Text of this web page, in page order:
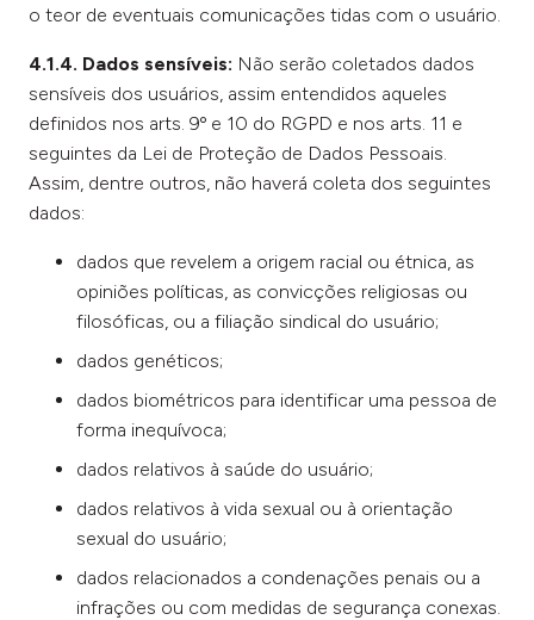
o teor de eventuais comunicações tidas com o usuário.
4.1.4. Dados sensíveis: Não serão coletados dados
sensíveis dos usuários, assim entendidos aqueles
definidos nos arts. 9º e 10 do RGPD e nos arts. 11 e
seguintes da Lei de Proteção de Dados Pessoais.
Assim, dentre outros, não haverá coleta dos seguintes
dados:
dados que revelem a origem racial ou étnica, as
opiniões políticas, as convicções religiosas ou
filosóficas, ou a filiação sindical do usuário;
dados genéticos;
dados biométricos para identificar uma pessoa de
forma inequívoca;
dados relativos à saúde do usuário;
dados relativos à vida sexual ou à orientação
sexual do usuário;
dados relacionados a condenações penais ou a
infrações ou com medidas de segurança conexas.